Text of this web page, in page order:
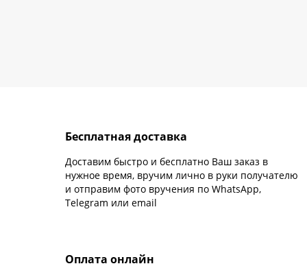
Бесплатная доставка
Доставим быстро и бесплатно Ваш заказ в
нужное время, вручим лично в руки получателю
и отправим фото вручения по WhatsApp,
Telegram или email
Оплата онлайн